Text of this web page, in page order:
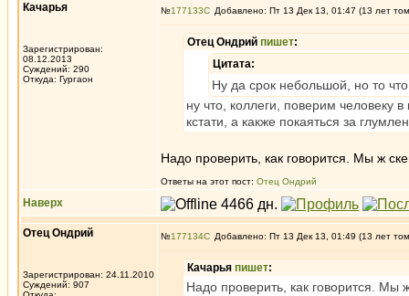
Качарья
Зарегистрирован:
08.12.2013
Суждений: 290
Откуда: Гургаон
№177133 Добавлено: Пт 13 Дек 13, 01:47 (13 лет
Отец Ондрий пишет:
Цитата:
Ну да срок небольшой, но то
ну что, коллеги, поверим человеку
кстати, а какже покаяться за
Надо проверить, как говорится. Мы ж
Ответы на этот пост: Отец Ондрий
Наверх
Отец Ондрий
Зарегистрирован: 24.11.2010
Суждений: 907
№177134 Добавлено: Пт 13 Дек 13, 01:49 (13 лет
Качарья пишет:
Надо проверить, как говорится. Мы